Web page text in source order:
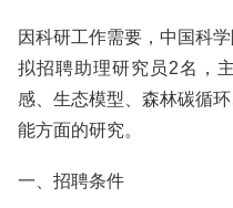
因科研工作需要，中国科
拟招聘助理研究员2名，
感、生态模型、森林碳循
能方面的研究。
一、招聘条件